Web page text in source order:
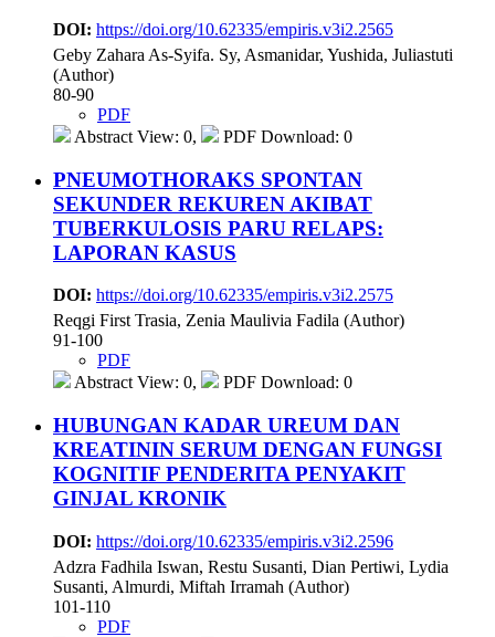
DOI: https://doi.org/10.62335/empiris.v3i2.2565
Geby Zahara As-Syifa. Sy, Asmanidar, Yushida, Juliastuti
(Author)
80-90
PDF
Abstract View: 0,
PDF Download: 0
PNEUMOTHORAKS SPONTAN
SEKUNDER REKUREN AKIBAT
TUBERKULOSIS PARU RELAPS:
LAPORAN KASUS
DOI: https://doi.org/10.62335/empiris.v3i2.2575
Reqgi First Trasia, Zenia Maulivia Fadila (Author)
91-100
PDF
Abstract View: 0,
PDF Download: 0
HUBUNGAN KADAR UREUM DAN
KREATININ SERUM DENGAN FUNGSI
KOGNITIF PENDERITA PENYAKIT
GINJAL KRONIK
DOI: https://doi.org/10.62335/empiris.v3i2.2596
Adzra Fadhila Iswan, Restu Susanti, Dian Pertiwi, Lydia
Susanti, Almurdi, Miftah Irramah (Author)
101-110
PDF